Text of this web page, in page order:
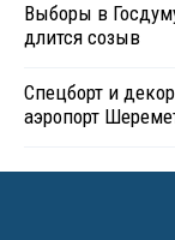
Выборы в
длится созыв
Спецборт и
аэропорт